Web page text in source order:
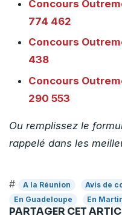
Concours
774 462
Concours
438
Concours
290 553
Ou remplissez le
rappelé dans les
# A la Réunion
Avis de
En Guadeloupe
En
PARTAGER CET